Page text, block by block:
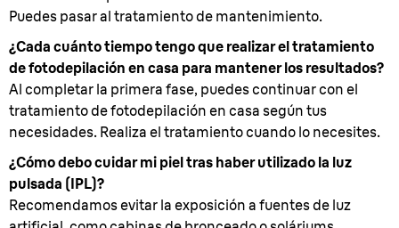
Puedes pasar al tratamiento de mantenimiento.
¿Cada cuánto tiempo tengo que realizar el tratamiento
de fotodepilación en casa para mantener los resultados?
Al completar la primera fase, puedes continuar con el
tratamiento de fotodepilación en casa según tus
necesidades. Realiza el tratamiento cuando lo necesites.
¿Cómo debo cuidar mi piel tras haber utilizado la luz
pulsada (IPL)?
Recomendamos evitar la exposición a fuentes de luz